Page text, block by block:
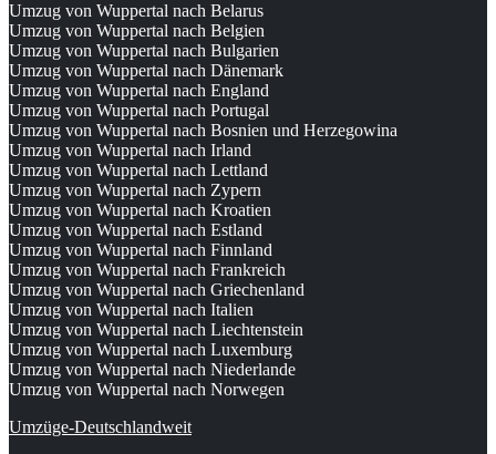
Umzug von Wuppertal nach Belarus
Umzug von Wuppertal nach Belgien
Umzug von Wuppertal nach Bulgarien
Umzug von Wuppertal nach Dänemark
Umzug von Wuppertal nach England
Umzug von Wuppertal nach Portugal
Umzug von Wuppertal nach Bosnien und Herzegowina
Umzug von Wuppertal nach Irland
Umzug von Wuppertal nach Lettland
Umzug von Wuppertal nach Zypern
Umzug von Wuppertal nach Kroatien
Umzug von Wuppertal nach Estland
Umzug von Wuppertal nach Finnland
Umzug von Wuppertal nach Frankreich
Umzug von Wuppertal nach Griechenland
Umzug von Wuppertal nach Italien
Umzug von Wuppertal nach Liechtenstein
Umzug von Wuppertal nach Luxemburg
Umzug von Wuppertal nach Niederlande
Umzug von Wuppertal nach Norwegen
Umzüge-Deutschlandweit